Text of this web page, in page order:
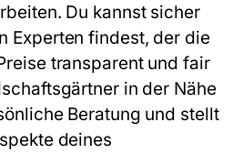
Du kannst sicher
Experten findest, der die
transparent und fair
in der Nähe
Beratung und stellt
deines